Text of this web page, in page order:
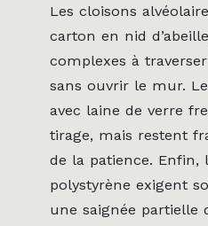
Les cloisons
carton en nid
complexes à
sans ouvrir le mur.
avec laine de verre
tirage, mais restent
de la patience. Enfin,
polystyrène exigent
une saignée partielle